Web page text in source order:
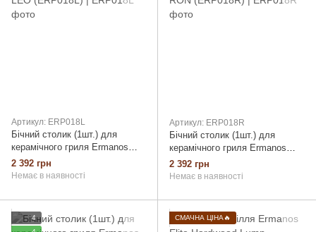
Артикул: ERP018L
Бічний столик (1шт.) для
керамічного гриля Ermanos
LEO (ERP018L)
2 392 грн
Немає в наявності
Артикул: ERP018R
Бічний столик (1шт.) для
керамічного гриля Ermanos
RON (ERP018R)
2 392 грн
Немає в наявності
4
СМАЧНА ЦІНА🔥